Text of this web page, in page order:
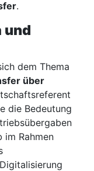
.
und
dem Thema
über
die Bedeutung
im Rahmen